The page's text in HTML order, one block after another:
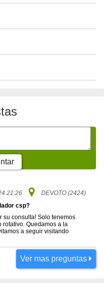
21:26
DEVOTO (2424)
csp?
su consulta! Solo tenemos
Quedamos a la
a seguir visitando
Ver mas preguntas